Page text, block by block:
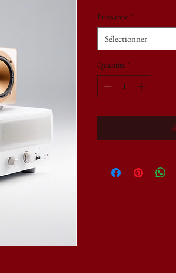
Puissance *
Sélectionner
Quantité *